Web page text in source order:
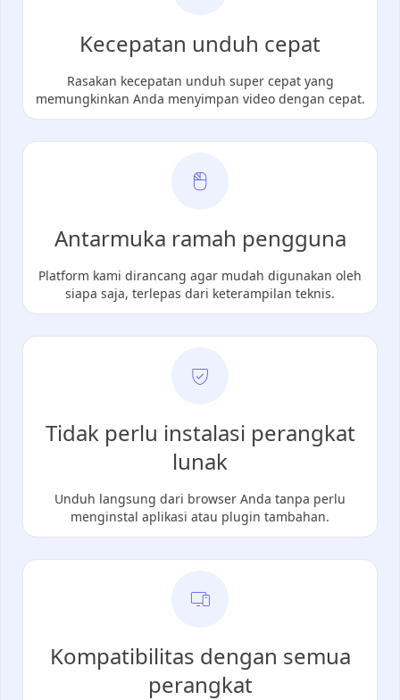
Kecepatan unduh cepat
Rasakan kecepatan unduh super cepat yang
memungkinkan Anda menyimpan video dengan cepat.
Antarmuka ramah pengguna
Platform kami dirancang agar mudah digunakan oleh
siapa saja, terlepas dari keterampilan teknis.
Tidak perlu instalasi perangkat
lunak
Unduh langsung dari browser Anda tanpa perlu
menginstal aplikasi atau plugin tambahan.
Kompatibilitas dengan semua
perangkat